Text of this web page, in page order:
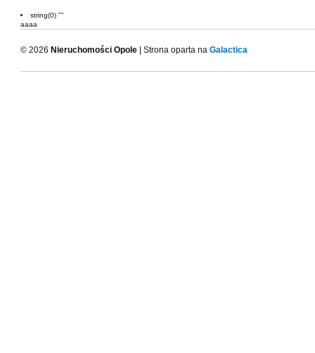
string(0) ""
aaaa
© 2026 Nieruchomości Opole | Strona oparta na Galactica